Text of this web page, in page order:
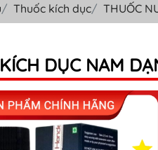
Thuốc kích dục THUỐC
DỤC NAM